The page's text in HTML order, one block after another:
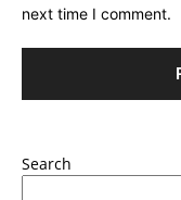
next time I comment.
Search